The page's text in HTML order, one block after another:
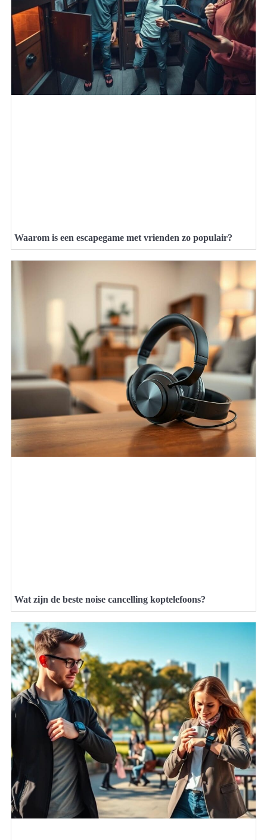
Waarom is een escapegame met vrienden zo populair?
Wat zijn de beste noise cancelling koptelefoons?